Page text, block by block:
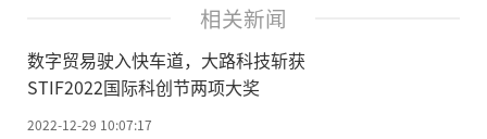
相关新闻
数字贸易驶入快车道，大路科技斩获
STIF2022国际科创节两项大奖
2022-12-29 10:07:17